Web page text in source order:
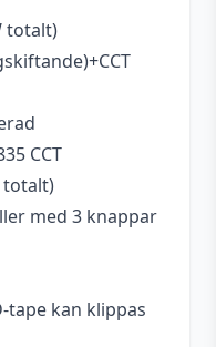
totalt)
CCT
totalt)
med 3 knappar
tape kan klippas